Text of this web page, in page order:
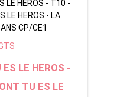
LE HEROS -
TU ES LE